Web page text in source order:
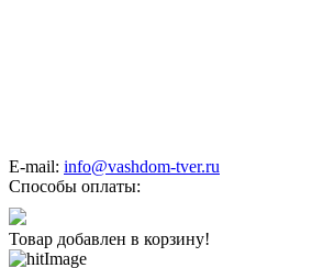
E-mail: info@vashdom-tver.ru
Способы оплаты:
Товар добавлен в корзину!